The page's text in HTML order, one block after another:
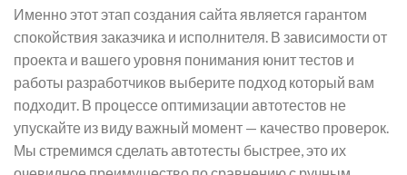
Именно этот этап создания сайта является гарантом
спокойствия заказчика и исполнителя. В зависимости от
проекта и вашего уровня понимания юнит тестов и
работы разработчиков выберите подход который вам
подходит. В процессе оптимизации автотестов не
упускайте из виду важный момент — качество проверок.
Мы стремимся сделать автотесты быстрее, это их